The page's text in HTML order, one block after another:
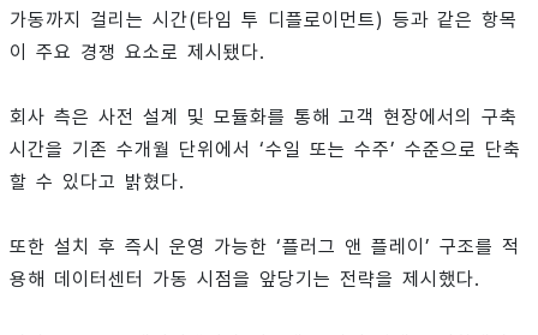
가동까지 걸리는 시간(타임 투 디플로이먼트) 등과 같은 항목
이 주요 경쟁 요소로 제시됐다.
회사 측은 사전 설계 및 모듈화를 통해 고객 현장에서의 구축
시간을 기존 수개월 단위에서 ‘수일 또는 수주’ 수준으로 단축
할 수 있다고 밝혔다.
또한 설치 후 즉시 운영 가능한 ‘플러그 앤 플레이’ 구조를 적
용해 데이터센터 가동 시점을 앞당기는 전략을 제시했다.